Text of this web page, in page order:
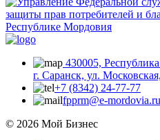
430005,
г. Саранск, ул.
+7 (8342) 24-77-77
fpprm@e-mordovia.ru
© 2026 Мой Бизнес